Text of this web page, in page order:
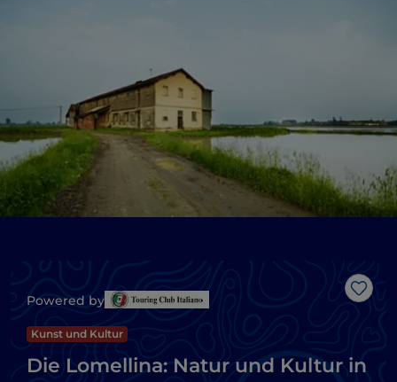
Like
Powered by
Kunst und Kultur
Die Lomellina: Natur und Kultur in